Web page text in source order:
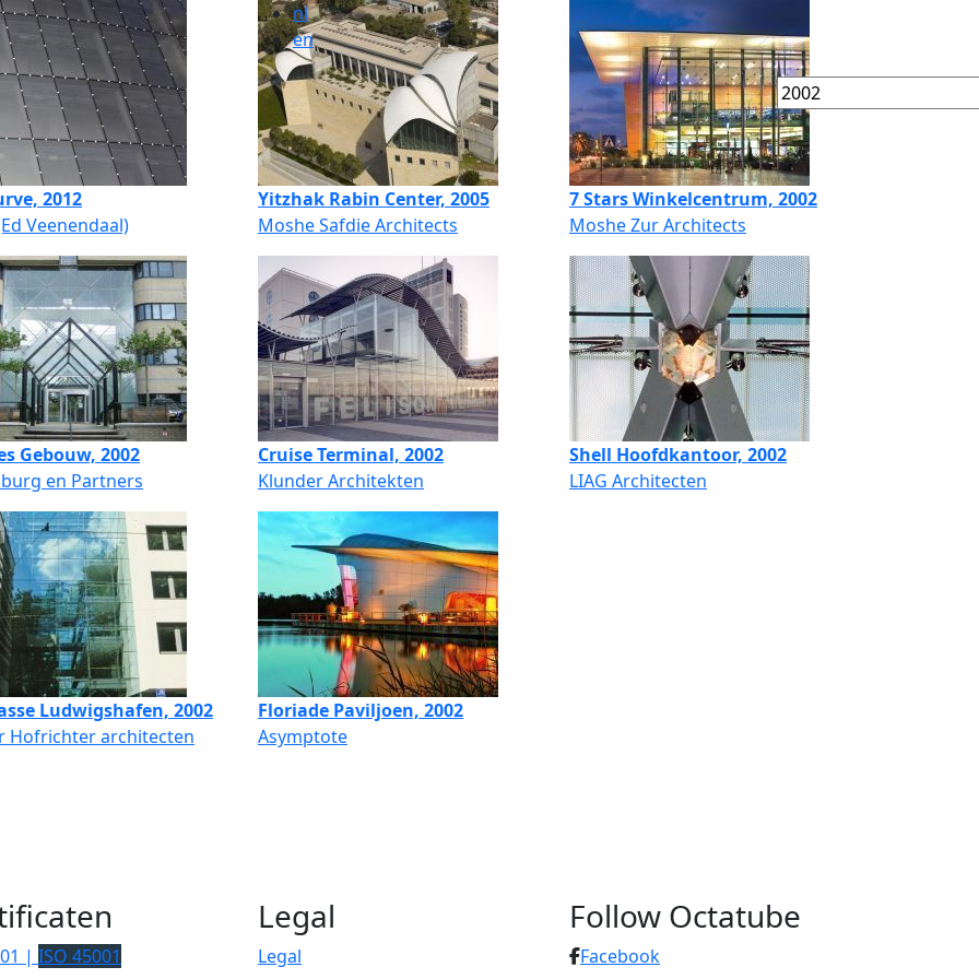
nl
en
2012
Veenendaal)
Yitzhak Rabin Center, 2005
Moshe Safdie Architects
7 Stars Winkelcentrum, 2002
Moshe Zur Architects
Gebouw, 2002
en Partners
Cruise Terminal, 2002
Klunder Architekten
Shell Hoofdkantoor, 2002
LIAG Architecten
Ludwigshafen, 2002
Hofrichter architecten
Floriade Paviljoen, 2002
Asymptote
| ISO 45001
Legal
Legal
Follow Octatube
Facebook